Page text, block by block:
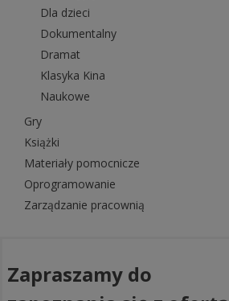
Dla dzieci
Dokumentalny
Dramat
Klasyka Kina
Naukowe
Gry
Książki
Materiały pomocnicze
Oprogramowanie
Zarządzanie pracownią
Zapraszamy do